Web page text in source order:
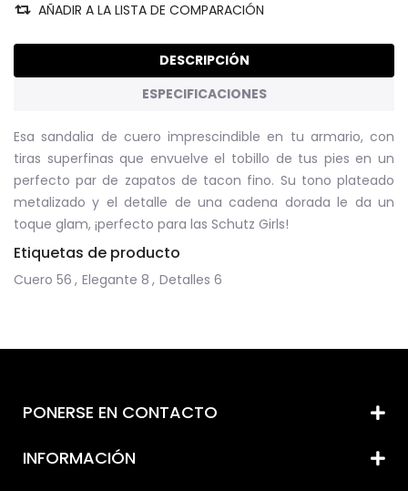
AÑADIR A LA LISTA DE COMPARACIÓN
DESCRIPCIÓN
ESPECIFICACIONES
Esa sandalia de cuero imprescindible en tu armario, con
tiras superfinas que envuelve el tobillo de tus pies en un
perfecto par de zapatos de tacon fino. Su tono plateado
metalizado y el detalle de una cadena dorada le da un
toque glam, ¡perfecto para las Schutz Girls!
Etiquetas de producto
Cuero 56 , Elegante 8 , Detalles 6
PONERSE EN CONTACTO
INFORMACIÓN